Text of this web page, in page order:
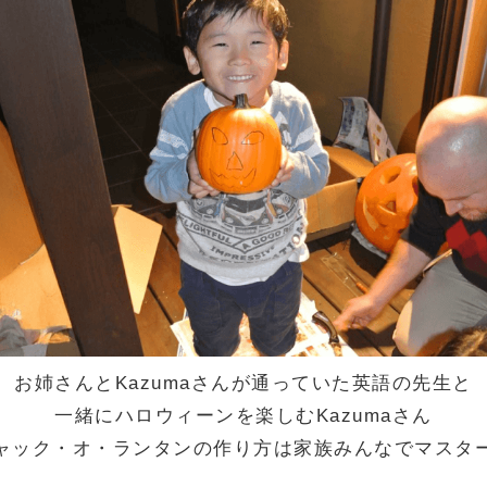
お姉さんとKazumaさんが通っていた英語の先生と
一緒にハロウィーンを楽しむKazumaさん
ック・オ・ランタンの作り方は家族みんなでマスタ